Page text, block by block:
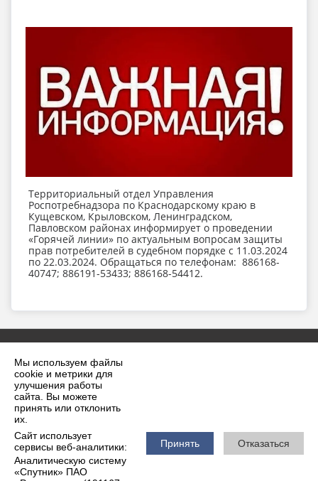
Мы используем файлы
cookie и метрики для
улучшения работы
сайта. Вы можете
принять или отклонить
их.
Сайт использует
сервисы веб-аналитики:
Аналитическую систему
«Спутник» ПАО
Принять Отказаться
Территориальный отдел Управления
Роспотребнадзора по Краснодарскому краю в
Кущевском, Крыловском, Ленинградском,
Павловском районах информирует о проведении
«Горячей линии» по актуальным вопросам защиты
прав потребителей в судебном порядке с 11.03.2024
по 22.03.2024. Обращаться по телефонам: 886168-
40747; 886191-53433; 886168-54412.
2026 г. krilovskaya.ru
Вход
Карта сайта
Политика обработки персональных данных
Сделано на KubCMS